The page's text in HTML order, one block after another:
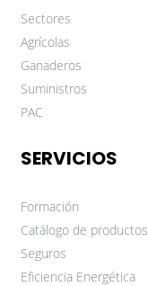
Sectores
Agrícolas
Ganaderos
Suministros
PAC
SERVICIOS
Formación
Catálogo de productos
Seguros
Eficiencia Energética